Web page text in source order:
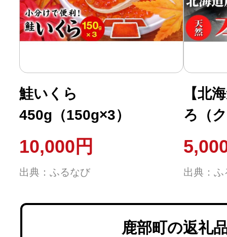
鮭いくら
450g（150g×3）
10,000円
出典：ふるなび
【北
ろ（
訳あ
約2人
出典：ふ
鹿部町の返礼